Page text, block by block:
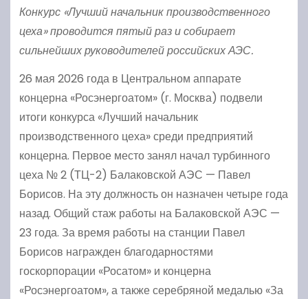
Конкурс «Лучший начальник производственного
цеха» проводится пятый раз и собирает
сильнейших руководителей российских АЭС.
26 мая 2026 года в Центральном аппарате
концерна «Росэнергоатом» (г. Москва) подвели
итоги конкурса «Лучший начальник
производственного цеха» среди предприятий
концерна. Первое место занял начал турбинного
цеха № 2 (ТЦ-2) Балаковской АЭС — Павел
Борисов. На эту должность он назначен четыре года
назад. Общий стаж работы на Балаковской АЭС —
23 года. За время работы на станции Павел
Борисов награжден благодарностями
госкорпорации «Росатом» и концерна
«Росэнергоатом», а также серебряной медалью «За